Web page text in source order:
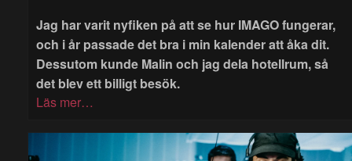
Jag har varit nyfiken på att se hur IMAGO fungerar,
och i år passade det bra i min kalender att åka dit.
Dessutom kunde Malin och jag dela hotellrum, så
det blev ett billigt besök.
Läs mer…